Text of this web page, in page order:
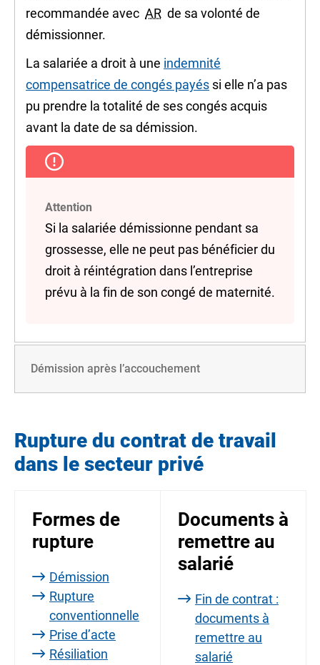
recommandée avec AR de sa volonté de
démissionner.
La salariée a droit à une indemnité
compensatrice de congés payés si elle n’a pas
pu prendre la totalité de ses congés acquis
avant la date de sa démission.
Attention
Si la salariée démissionne pendant sa
grossesse, elle ne peut pas bénéficier du
droit à réintégration dans l’entreprise
prévu à la fin de son congé de maternité.
Démission après l’accouchement
Rupture du contrat de travail
dans le secteur privé
Formes de
rupture
Démission
Rupture
conventionnelle
Prise d’acte
Résiliation
Documents à
remettre au
salarié
Fin de contrat :
documents à
remettre au
salarié